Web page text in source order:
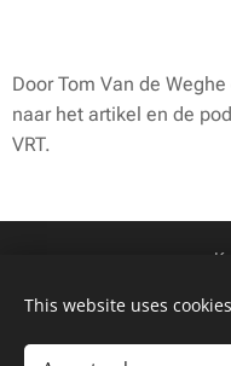
Door Tom Van de
naar het artikel en de
VRT.
btw-id
This website uses